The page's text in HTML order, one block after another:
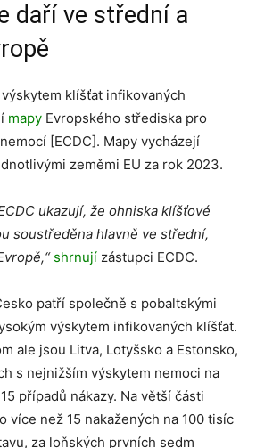
daří ve střední a
klíšťat infikovaných
mapy Evropského střediska pro
[ECDC]. Mapy vycházejí
zeměmi EU za rok 2023.
ukazují, že ohniska klíšťové
soustředěna hlavně ve střední,
shrnují zástupci ECDC.
patří společně s pobaltskými
výskytem infikovaných klíšťat.
ale jsou Litva, Lotyšsko a Estonsko,
s nejnižším výskytem nemoci na
případů nákazy. Na větší části
více než 15 nakažených na 100 tisíc
za loňských prvních sedm